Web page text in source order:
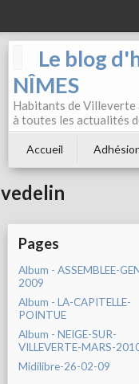
Le blog
NÎMES
Habitants de Villeverte
à toutes les actualités
Accueil
vedelin
Pages
Album - ASSEMBLEE-
2009
Album - LA-CAPITELLE-
POINTUE
Album - NEIGE-SUR-
VILLEVERTE-MARS-
Midilibre-26-02-09